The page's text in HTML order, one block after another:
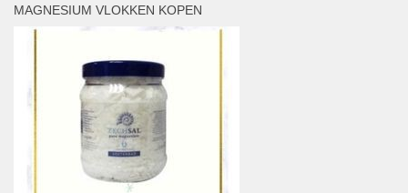
MAGNESIUM VLOKKEN KOPEN